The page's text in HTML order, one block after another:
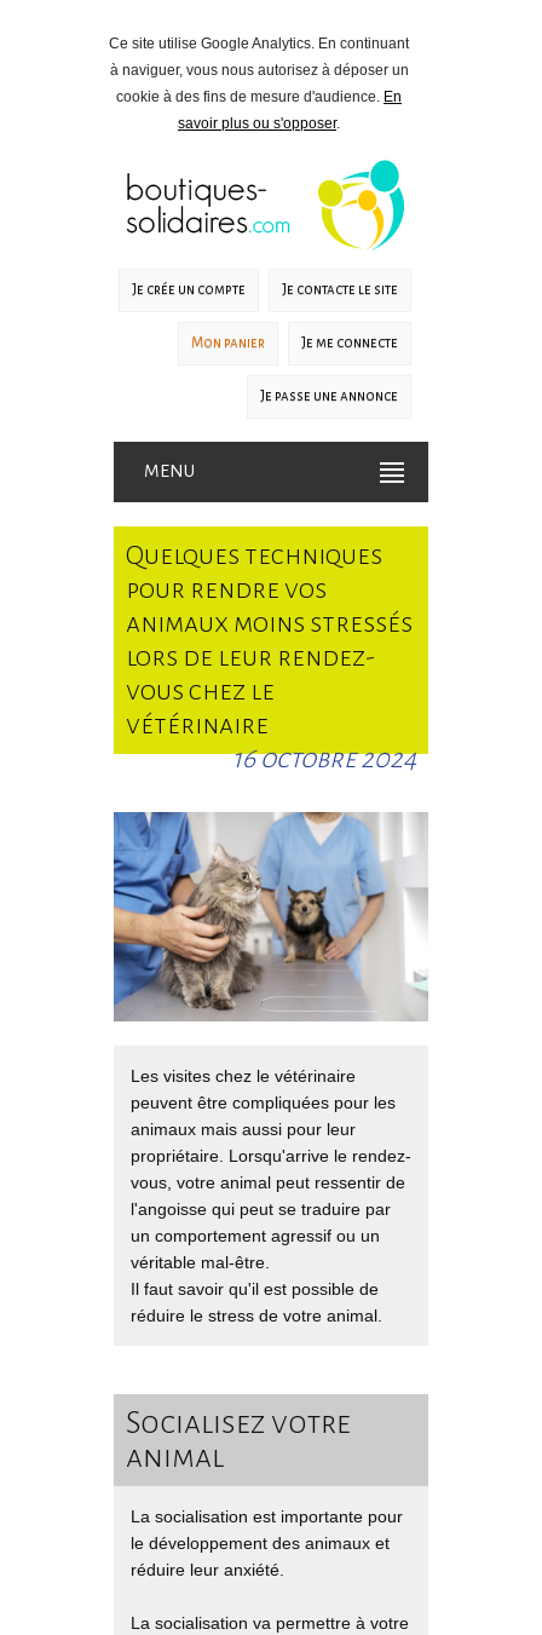
Ce site utilise Google Analytics. En continuant
à naviguer, vous nous autorisez à déposer un
cookie à des fins de mesure d'audience. En
savoir plus ou s'opposer.
Je contacte le site
Je crée un compte
Je me connecte
Mon panier
Je passe une annonce
MENU
Quelques techniques
pour rendre vos
animaux moins stressés
lors de leur rendez-
vous chez le
vétérinaire
16 octobre 2024
Les visites chez le vétérinaire
peuvent être compliquées pour les
animaux mais aussi pour leur
propriétaire. Lorsqu'arrive le rendez-
vous, votre animal peut ressentir de
l'angoisse qui peut se traduire par
un comportement agressif ou un
véritable mal-être.
Il faut savoir qu'il est possible de
réduire le stress de votre animal.
Socialisez votre
animal
La socialisation est importante pour
le développement des animaux et
réduire leur anxiété.
La socialisation va permettre à votre